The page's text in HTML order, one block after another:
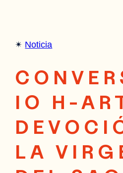
✴︎ Noticia
IO H-
LA